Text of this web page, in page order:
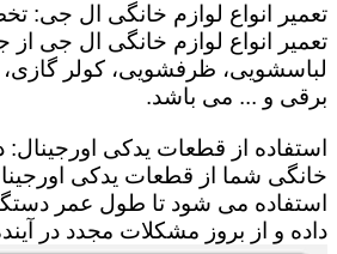
تعمیر انواع لوازم خانگی ال جی:
تعمیر انواع لوازم خانگی ال جی از
لباسشویی، ظرفشویی، کولر گازی،
برقی و ... می باشد.
استفاده از قطعات یدکی اورجینال:
خانگی شما از قطعات یدکی
استفاده می شود تا طول عمر
داده و از بروز مشکلات مجدد در